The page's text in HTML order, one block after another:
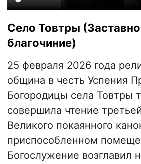
Село Товтры
благочиние)
25 февраля 2026 года
община в честь Успения
Богородицы села Товтры
совершила чтение
Великого покаянного
приспособленном
Богослужение возглавил